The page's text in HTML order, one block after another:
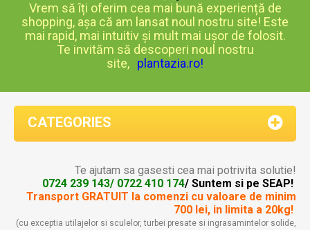
Vrem să îți oferim cea mai bună experiență de
shopping, așa că am lansat noul nostru site! Este
mai rapid, mai intuitiv și mult mai ușor de folosit.
Te invităm să descoperi noul nostru
site, plantazia.ro!
CATEGORIES
Te ajutam sa gasesti cea mai potrivita solutie!
0724 239 143/ 0722 410 174/ Suntem si pe SEAP!
Transport GRATUIT la comenzi cu valoare de minim
700 lei, in limita a 20kg!
(cu exceptia utilajelor si sculelor, turbei presate si ingrasamintelor solide,